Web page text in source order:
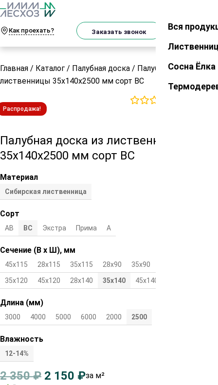
Как проехать? Заказать звонок Закрыть
Вся
Сосна Ёлка
Главная / Каталог / Палубная доска / Палубная доска из
лиственницы 35х140х2500 мм сорт ВС
Распродажа!
Палубная доска из лиственницы
35х140х2500 мм сорт ВС
Материал
Сибирская лиственница
Сорт
АВ ВС Экстра Прима А
Сечение (В х Ш), мм
45х115 28х115 35х115 28х90 35х90
35х120 45х120 28х140 35х140 45х140
Длина (мм)
3000 4000 5000 6000 2000 2500
Влажность
12-14%
2 350₽ 2 150 ₽за м²